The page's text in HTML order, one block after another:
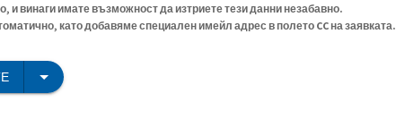
и винаги имате възможност да изтриете тези данни незабавно.
като добавяме специален имейл адрес в полето CC на заявката.